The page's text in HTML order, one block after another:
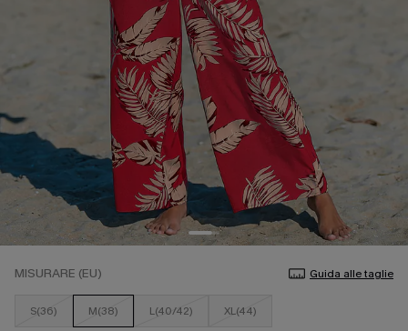
MISURARE (EU) Guida alle taglie
S(36) M(38) L(40/42) XL(44)